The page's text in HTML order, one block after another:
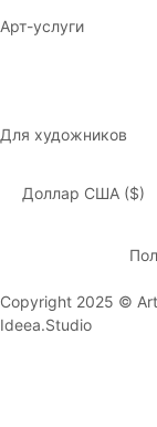
Арт-услуги
Для художников
Доллар США ($)
Copyright 2025 ©
Ideea.Studio